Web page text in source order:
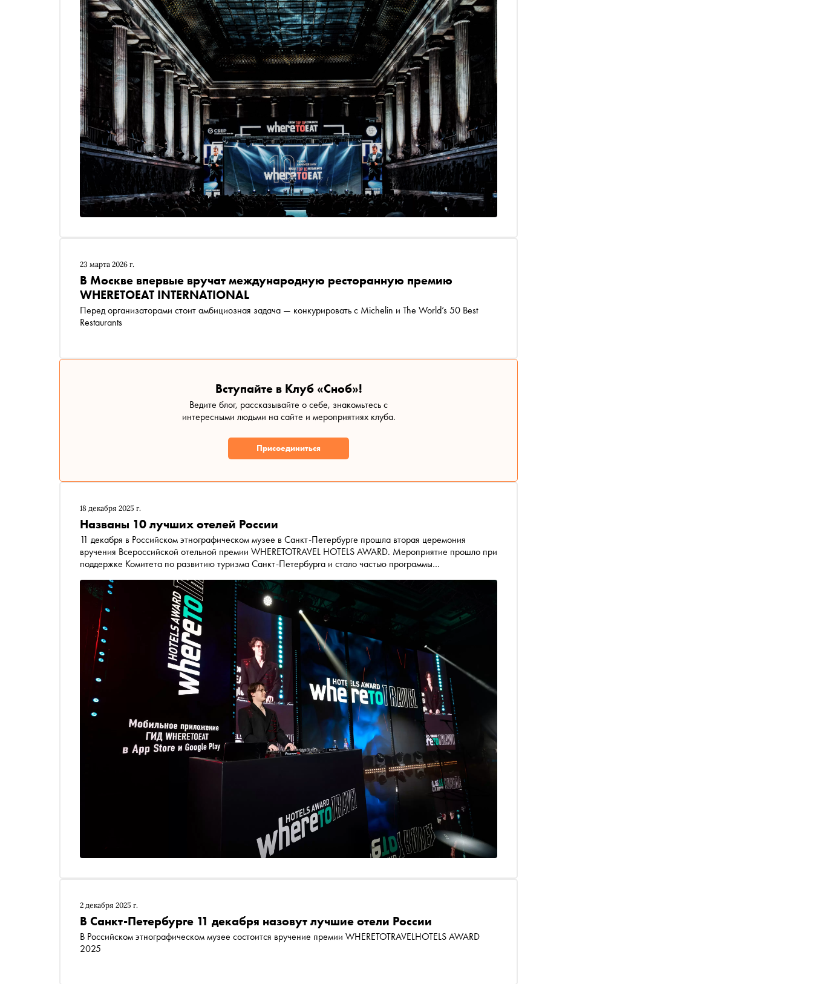
23 марта 2026 г.
В Москве впервые вручат международную ресторанную премию
WHERETOEAT INTERNATIONAL
Перед организаторами стоит амбициозная задача — конкурировать с Michelin и The World’s 50 Best
Restaurants
Вступайте в Клуб «Сноб»!
Ведите блог, рассказывайте о себе, знакомьтесь с
интересными людьми на сайте и мероприятиях клуба.
Присоединиться
18 декабря 2025 г.
Названы 10 лучших отелей России
11 декабря в Российском этнографическом музее в Санкт-Петербурге прошла вторая церемония
вручения Всероссийской отельной премии WHERETOTRAVEL HOTELS AWARD. Мероприятие прошло при
поддержке Комитета по развитию туризма Санкт-Петербурга и стало частью программы
2 декабря 2025 г.
В Санкт-Петербурге 11 декабря назовут лучшие отели России
В Российском этнографическом музее состоится вручение премии WHERETOTRAVELHOTELS AWARD
2025